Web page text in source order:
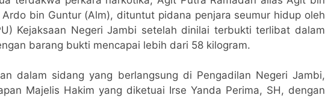
bin Guntur (Alm), dituntut pidana penjara seumur hidup oleh
Kejaksaan Negeri Jambi setelah dinilai terbukti terlibat dalam
barang bukti mencapai lebih dari 58 kilogram.
dalam sidang yang berlangsung di Pengadilan Negeri Jambi,
Majelis Hakim yang diketuai Irse Yanda Perima, SH, dengan